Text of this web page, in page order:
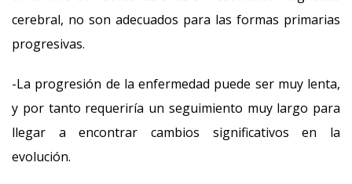
cerebral, no son adecuados para las formas primarias
progresivas.
-La progresión de la enfermedad puede ser muy lenta,
y por tanto requeriría un seguimiento muy largo para
llegar a encontrar cambios significativos en la
evolución.